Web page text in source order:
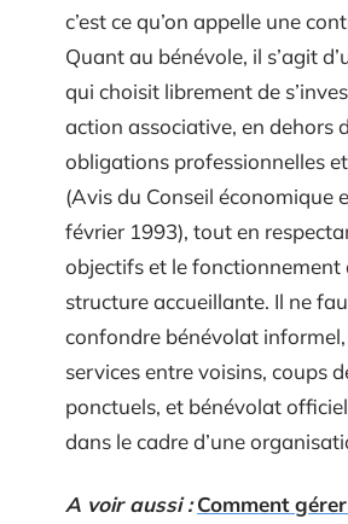
c’est ce qu’on appelle une
Quant au bénévole, il s’agit
qui choisit librement de
action associative, en dehors
obligations professionnelles
(Avis du Conseil économique
février 1993), tout en
objectifs et le fonctionnement
structure accueillante. Il ne
confondre bénévolat
services entre voisins, coups
ponctuels, et bénévolat
dans le cadre d’une
A voir aussi : Comment